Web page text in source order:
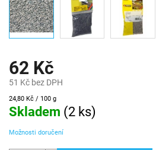
62 Kč
51 Kč bez DPH
Měrná
cena:
24,80 Kč / 100 g
Skladem (2 ks)
Možnosti doručení